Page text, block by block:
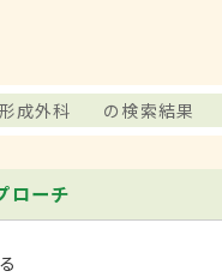
形成外科 の検索結果
ローチ